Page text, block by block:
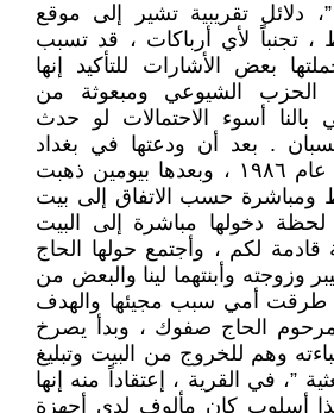
تقريبية تشير إلى موقع
، تجنباً لأي أرباكات ، قد تسبب
بعض الأشارات للتأكيد إنها
الحزب الشيوعي ومبعوثة من
بالنا أسوء الاحتمالات لو حدث
. بعد أن ودعتها في بغداد
منتصف شهر آب من عام ١٩٨٦ ، وبعدها بيومين ذهبت
ومباشرة حسب الاتفاق إلى بيت
دخولها مباشرة إلى البيت
لكم ، وأجتمع حولها الحاج
وزوجته وأبنتهما لينا والبعض من
طرقت أمي سبب مجيئها والهدف
الحاج صفوك ، وبدأ يصرخ
وهم للخروج من البيت وتبليغ
”، في القرية ، إعتقاداً منه إنها
أسلوب كان مألوف لدى أجهزة